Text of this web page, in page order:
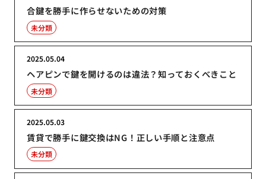
合鍵を勝手に作らせないための対策
未分類
ヘアピンで鍵を開けるのは違法？知っておくべきこと
2025.05.04
未分類
賃貸で勝手に鍵交換はNG！正しい手順と注意点
2025.05.03
未分類